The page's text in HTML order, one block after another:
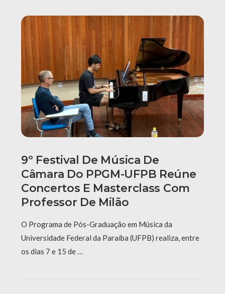
9º Festival De Música De
Câmara Do PPGM-UFPB Reúne
Concertos E Masterclass Com
Professor De Milão
O Programa de Pós-Graduação em Música da
Universidade Federal da Paraíba (UFPB) realiza, entre
os dias 7 e 15 de …